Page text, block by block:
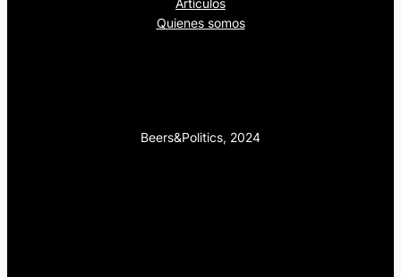
Artículos
Quienes somos
Beers&Politics, 2024